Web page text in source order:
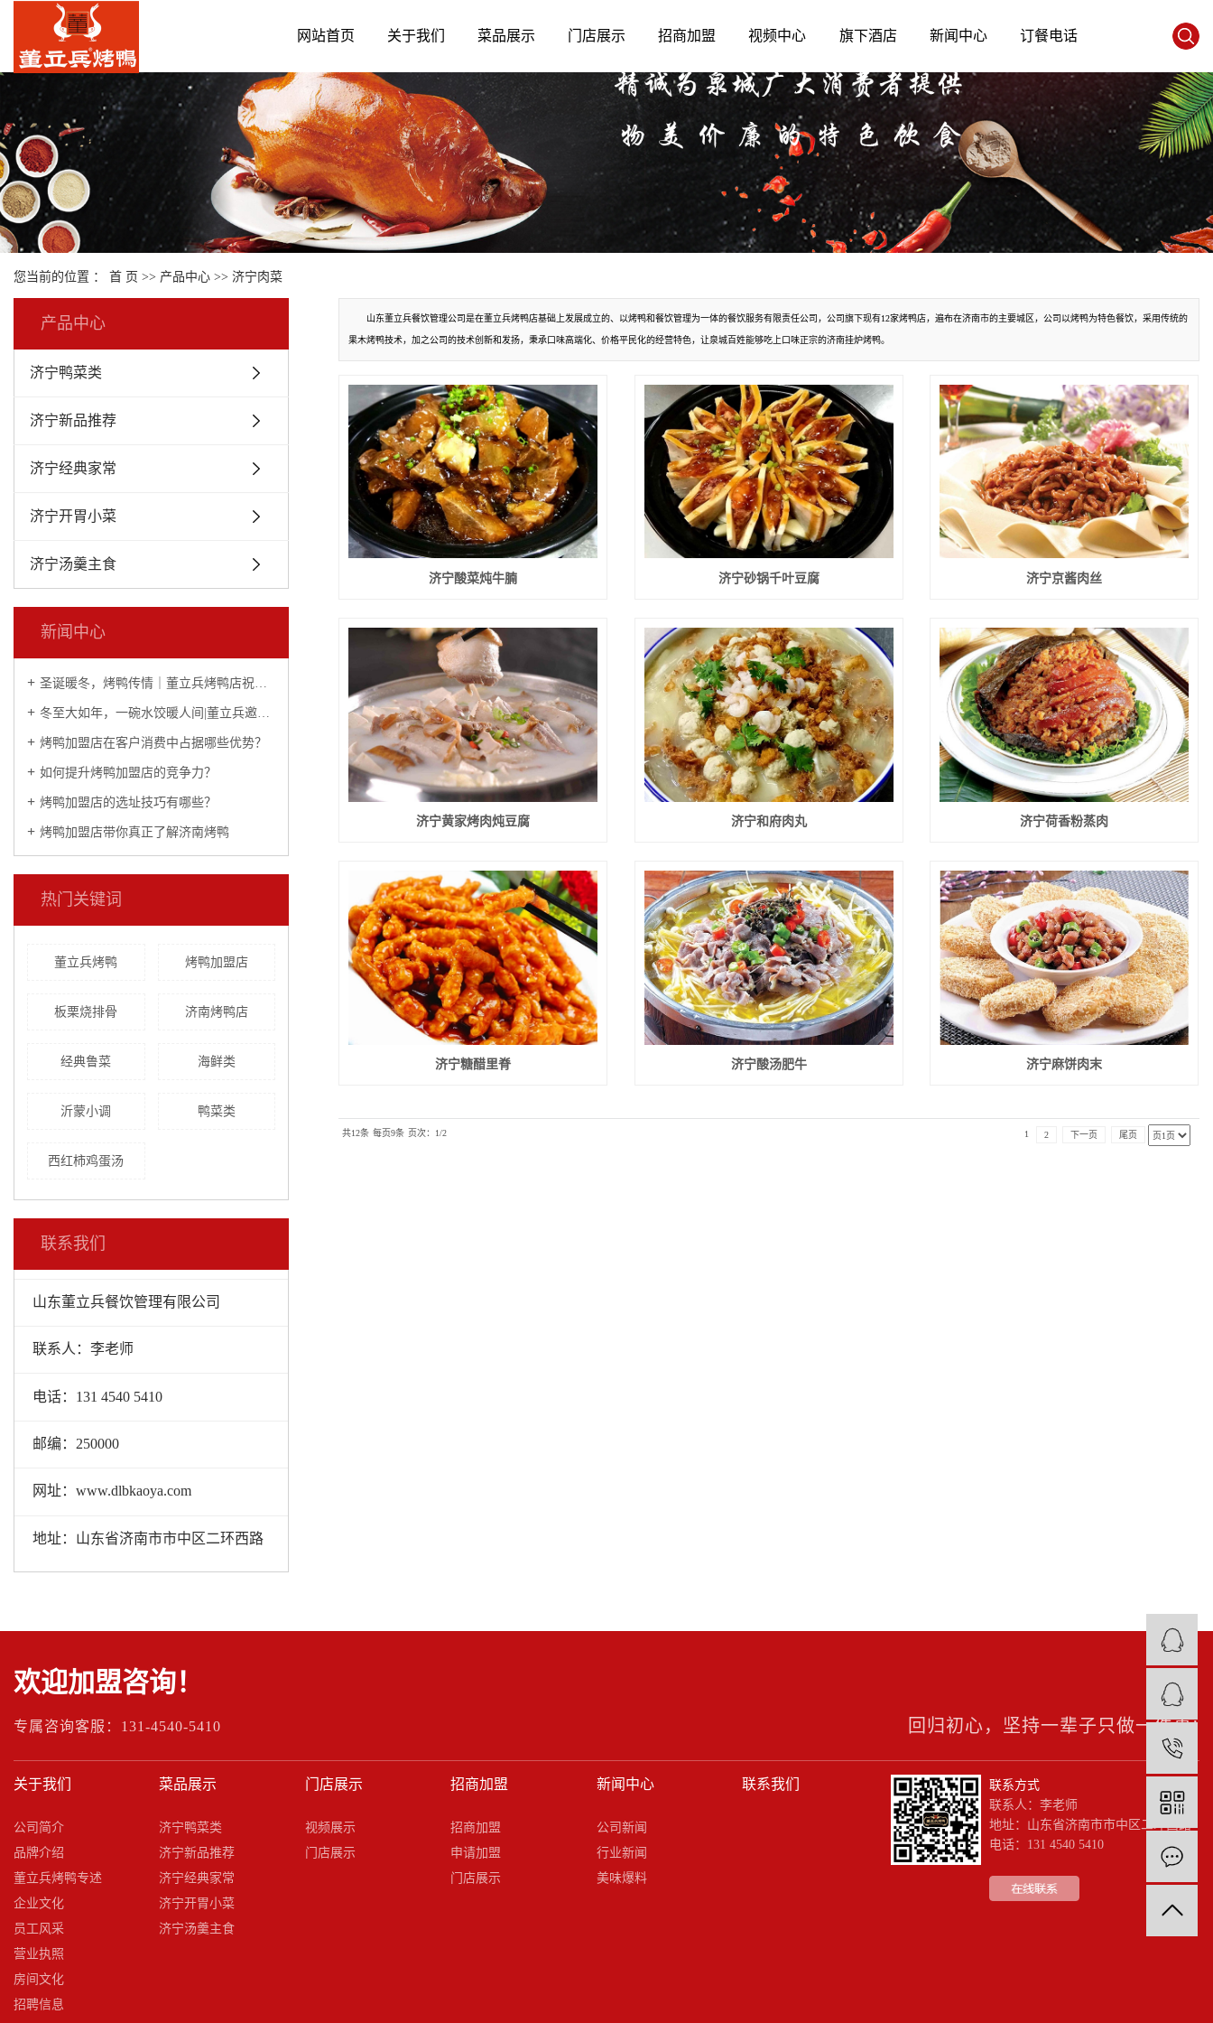
网站首页 关于我们 菜品展示 门店展示 招商加盟 视频中心 旗下酒店 新闻中心 订餐电话
您当前的位置 ： 首 页 >> 产品中心 >> 济宁肉菜
产品中心
济宁鸭菜类
济宁新品推荐
济宁经典家常
济宁开胃小菜
济宁汤羹主食
新闻中心
圣诞暖冬，烤鸭传情｜董立兵烤鸭店祝您平安喜乐常相伴
冬至大如年，一碗水饺暖人间|董立兵邀您过暖冬！
烤鸭加盟店在客户消费中占据哪些优势？
如何提升烤鸭加盟店的竞争力？
烤鸭加盟店的选址技巧有哪些？
烤鸭加盟店带你真正了解济南烤鸭
热门关键词
董立兵烤鸭 烤鸭加盟店
板栗烧排骨 济南烤鸭店
经典鲁菜 海鲜类
沂蒙小调 鸭菜类
西红柿鸡蛋汤
联系我们
山东董立兵餐饮管理有限公司
联系人：李老师
电话：131 4540 5410
邮编：250000
网址：www.dlbkaoya.com
地址：山东省济南市市中区二环西路
山东董立兵餐饮管理公司是在董立兵烤鸭店基础上发展成立的、以烤鸭和餐饮管理为一体的餐饮服务有限责任公司，公司旗下现有12家烤鸭店，遍布在济南市的主要城区，公司以烤鸭为特色餐饮，采用传统的
果木烤鸭技术，加之公司的技术创新和发扬，秉承口味高端化、价格平民化的经营特色，让泉城百姓能够吃上口味正宗的济南挂炉烤鸭。
济宁酸菜炖牛腩 济宁砂锅千叶豆腐 济宁京酱肉丝
济宁黄家烤肉炖豆腐 济宁和府肉丸 济宁荷香粉蒸肉
济宁糖醋里脊 济宁酸汤肥牛 济宁麻饼肉末
共12条 每页9条 页次：1/2 1 2 下一页 尾页
欢迎加盟咨询！
专属咨询客服：131-4540-5410 回归初心，坚持一辈子只做一件事!
关于我们
公司简介
品牌介绍
董立兵烤鸭专述
企业文化
员工风采
营业执照
房间文化
招聘信息
菜品展示
济宁鸭菜类
济宁新品推荐
济宁经典家常
济宁开胃小菜
济宁汤羹主食
门店展示
视频展示
门店展示
招商加盟
招商加盟
申请加盟
门店展示
新闻中心
公司新闻
行业新闻
美味爆料
联系我们
联系方式
联系人：李老师
地址：山东省济南市市中区二环西路
电话：131 4540 5410